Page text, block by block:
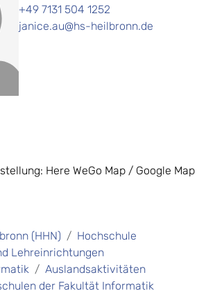
+49 7131 504 1252
janice.au@hs-heilbronn.de
Here WeGo Map / Google Map
(HHN)
Hochschule
Lehreinrichtungen
Auslandsaktivitäten
der Fakultät Informatik